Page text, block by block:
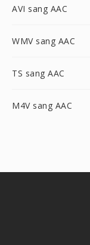
AVI sang AAC
WMV sang AAC
TS sang AAC
M4V sang AAC